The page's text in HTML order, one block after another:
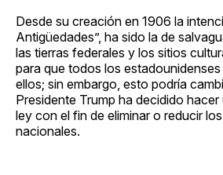
Desde su creación en 1906 la
Antigüedades”, ha sido la de
las tierras federales y los sitios
para que todos los
ellos; sin embargo, esto podría
Presidente Trump ha decidido
ley con el fin de eliminar o reducir
nacionales.